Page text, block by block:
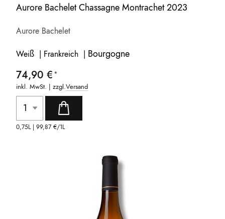
Aurore Bachelet Chassagne Montrachet 2023
Aurore Bachelet
Weiß | Frankreich | Bourgogne
74,90 €
inkl. MwSt. | zzgl.Versand
0,75L |99,87 €/1L